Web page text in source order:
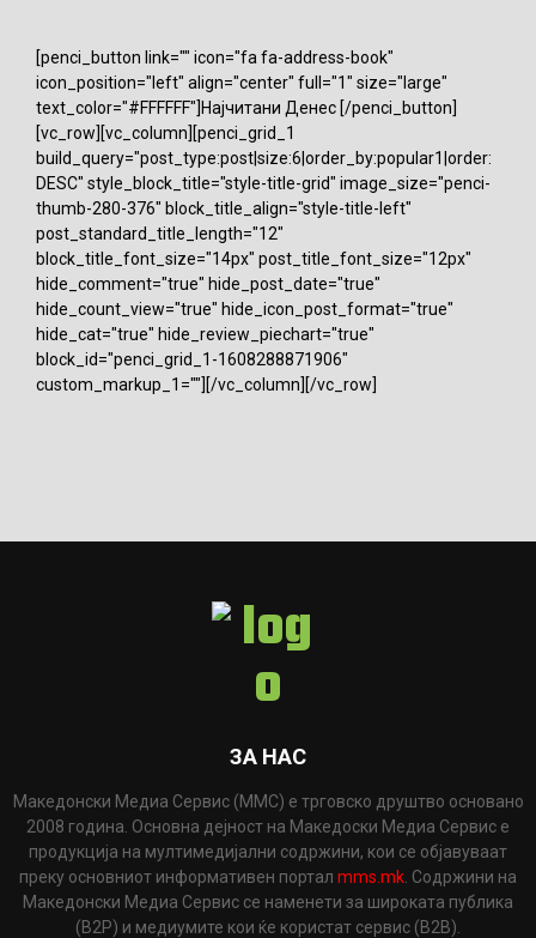
[penci_button link="" icon="fa fa-address-book"
icon_position="left" align="center" full="1" size="large"
text_color="#FFFFFF"]Најчитани Денес [/penci_button]
[vc_row][vc_column][penci_grid_1
build_query="post_type:post|size:6|order_by:popular1|order:
DESC" style_block_title="style-title-grid" image_size="penci-
thumb-280-376" block_title_align="style-title-left"
post_standard_title_length="12"
block_title_font_size="14px" post_title_font_size="12px"
hide_comment="true" hide_post_date="true"
hide_count_view="true" hide_icon_post_format="true"
hide_cat="true" hide_review_piechart="true"
block_id="penci_grid_1-1608288871906"
custom_markup_1=""][/vc_column][/vc_row]
ЗА НАС
Македонски Медиа Сервис (ММС) е трговско друштво основано
2008 година. Основна дејност на Македоски Медиа Сервис е
продукција на мултимедијални содржини, кои се објавуваат
преку основниот информативен портал mms.mk . Содржини на
Македонски Медиа Сервис се наменети за широката публика
(B2P) и медиумите кои ќе користат сервис (B2B).